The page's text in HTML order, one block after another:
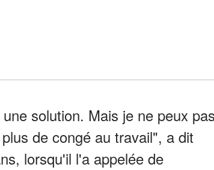
solution. Mais je ne peux
de congé au travail", a dit
lorsqu'il l'a appelée de